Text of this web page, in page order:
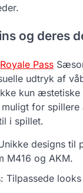
og deres
Royale Pass
udtryk af
kun
for spillere
i spillet.
designs til
M416 og AKM.
Tilpassede